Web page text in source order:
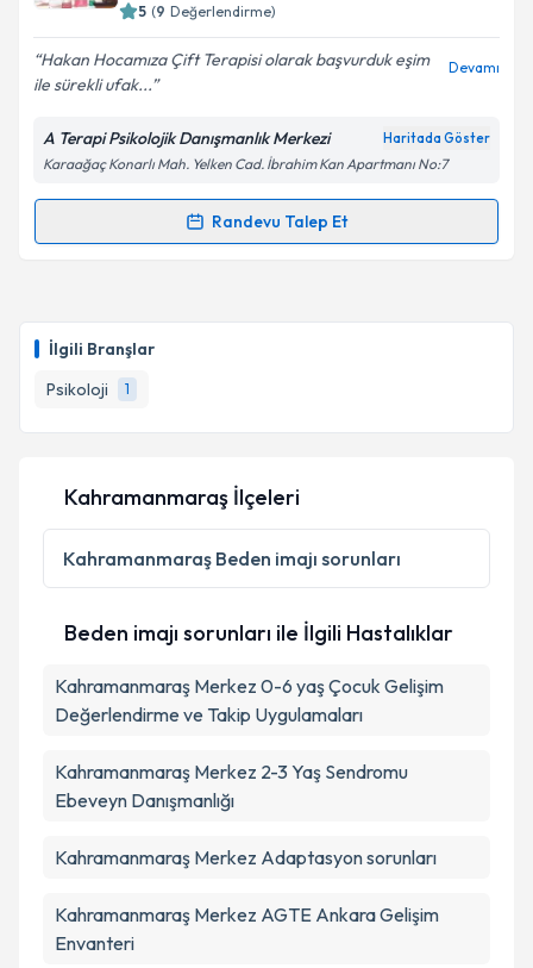
İlgili Branşlar
Psikoloji
1
5 (9 Değerlendirme)
Hakan Hocamıza Çift Terapisi olarak başvurduk eşim
ile sürekli ufak...
Devamı
A Terapi Psikolojik Danışmanlık Merkezi Haritada Göster
Karaağaç Konarlı Mah. Yelken Cad. İbrahim Kan Apartmanı No:7
Randevu Talep Et
Randevu Takvimi Talebi
takvim hazırlandığında e-posta ile bilgilendireceğiz.
E-posta Adresiniz
Kişisel verilerimin işlenmesine ilişkinAydınlatma
'ni okudum ve kişisel verilerimin belirtilen
kapsamda işlenmesini kabul ediyorum.
Takvim Talebini Gönder
Kahramanmaraş İlçeleri
Kahramanmaraş Beden imajı sorunları
Beden imajı sorunları ile İlgili Hastalıklar
Kahramanmaraş Merkez 0-6 yaş Çocuk Gelişim
Değerlendirme ve Takip Uygulamaları
Kahramanmaraş Merkez 2-3 Yaş Sendromu
Ebeveyn Danışmanlığı
Kahramanmaraş Merkez Adaptasyon sorunları
Kahramanmaraş Merkez AGTE Ankara Gelişim
Envanteri